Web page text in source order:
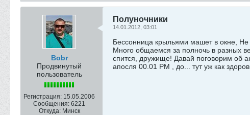
Bobr
Продвинутый
пользователь
Регистрация: 15.05.2006
Сообщения: 6221
Откуда: Минск
Полуночники
14.01.2012, 03:01
Бессонница крыльями машет в окне,
Много общаемся за полночь в разных
спится, дружище! Давай поговорим об
апосля 00.01 PM , до... тут уж как